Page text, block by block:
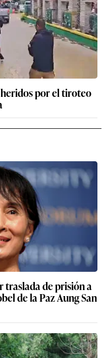
por el tiroteo
de prisión a
de la Paz Aung San